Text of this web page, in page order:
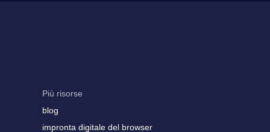
Più risorse
blog
impronta digitale del browser